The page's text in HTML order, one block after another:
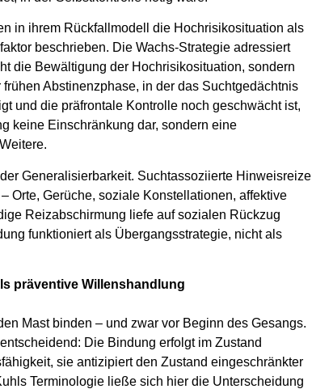
in ihrem Rückfallmodell die Hochrisikosituation als
beschrieben. Die Wachs-Strategie adressiert
die Bewältigung der Hochrisikosituation, sondern
Abstinenzphase, in der das Suchtgedächtnis
und die präfrontale Kontrolle noch geschwächt ist,
keine Einschränkung dar, sondern eine
Generalisierbarkeit. Suchtassoziierte Hinweisreize
Orte, Gerüche, soziale Konstellationen, affektive
Reizabschirmung liefe auf sozialen Rückzug
funktioniert als Übergangsstrategie, nicht als
präventive Willenshandlung
Mast binden – und zwar vor Beginn des Gesangs.
Die Bindung erfolgt im Zustand
sie antizipiert den Zustand eingeschränkter
Terminologie ließe sich hier die Unterscheidung